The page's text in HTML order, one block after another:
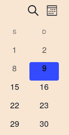
Eventi
viste
Cerca Mese
S D
0
eventi
1
0
eventi
2
0
eventi
8
0
eventi
9
0
15
0
16
0
22
0
23
0
29
0
30